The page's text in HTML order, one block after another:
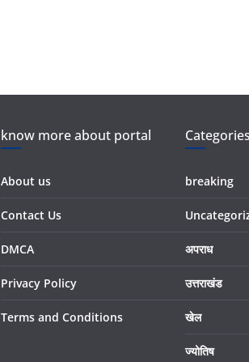
know more about portal
About us
Contact Us
DMCA
Privacy Policy
Terms and Conditions
Categories
breaking
अपराध
उत्तराखंड
खेल
ज्योतिष